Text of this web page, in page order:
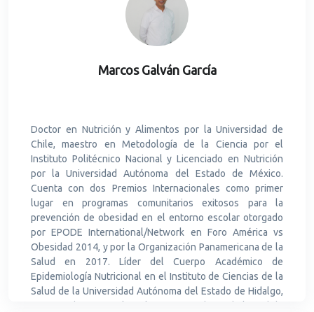
productos del genero Opuntia (nopales, tunas y
xoconostles), plantas silvestres, zarzamora, además del
estudio de los residuos de estas plantas y su
investigación al que pertenece ha logrado la generación
Veracruzana, Puebla, Tlaxcala), y con instituciones
extranjeras como España, Estados Unidos, Ecuador y
Argentina. De dichos trabajos cuenta ya con más de 900
citaciones, lo que le ha permitido mantener el
Reconocimiento del SECIHTI como investigador Nacional
III.
Marcos Galván García
Doctor en Nutrición y Alimentos por la Universidad de
Chile, maestro en Metodología de la Ciencia por el
Instituto Politécnico Nacional y Licenciado en Nutrición
por la Universidad Autónoma del Estado de México.
Cuenta con dos Premios Internacionales como primer
lugar en programas comunitarios exitosos para la
prevención de obesidad en el entorno escolar otorgado
por EPODE International/Network en Foro América vs
Obesidad 2014, y por la Organización Panamericana de la
Salud en 2017. Líder del Cuerpo Académico de
Epidemiología Nutricional en el Instituto de Ciencias de la
Salud de la Universidad Autónoma del Estado de Hidalgo,
Investigador Nacional nivel 2, vicepresidente de la Red de